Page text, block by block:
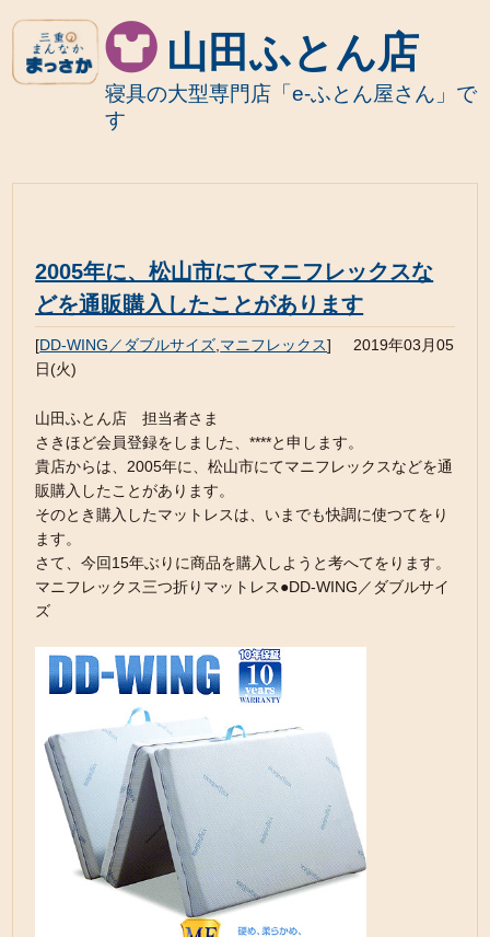
山田ふとん店
寝具の大型専門店「e-ふとん屋さん」で
す
2005年に、松山市にてマニフレックスな
どを通販購入したことがあります
[DD-WING／ダブルサイズ マニフレックス]
2019年03月05
日(火)
山田ふとん店 担当者さま
さきほど会員登録をしました、****と申します。
貴店からは、2005年に、松山市にてマニフレックスなどを通
販購入したことがあります。
そのとき購入したマットレスは、いまでも快調に使つてをり
ます。
さて、今回15年ぶりに商品を購入しようと考へてをります。
マニフレックス三つ折りマットレス●DD-WING／ダブルサイ
ズ